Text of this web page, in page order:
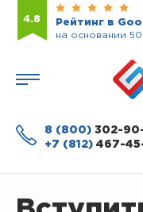
4.8
Рейтинг в
на основании
8 (800) 302-
+7 (812) 467-